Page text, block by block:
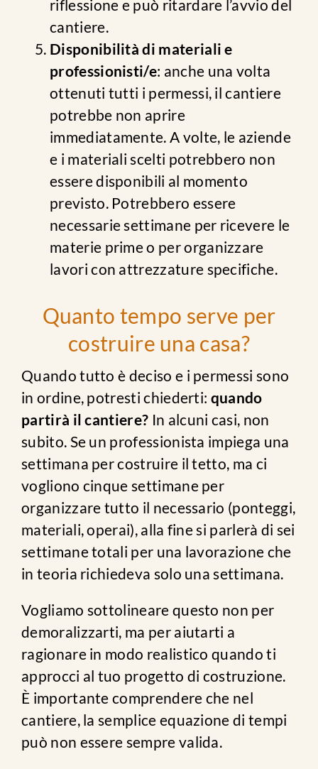
riflessione e può ritardare l’avvio del
cantiere.
Disponibilità di materiali e
professionisti/e: anche una volta
ottenuti tutti i permessi, il cantiere
potrebbe non aprire
immediatamente. A volte, le aziende
e i materiali scelti potrebbero non
essere disponibili al momento
previsto. Potrebbero essere
necessarie settimane per ricevere le
materie prime o per organizzare
lavori con attrezzature specifiche.
Quanto tempo serve per
costruire una casa?
Quando tutto è deciso e i permessi sono
in ordine, potresti chiederti: quando
partirà il cantiere? In alcuni casi, non
subito. Se un professionista impiega una
settimana per costruire il tetto, ma ci
vogliono cinque settimane per
organizzare tutto il necessario (ponteggi,
materiali, operai), alla fine si parlerà di sei
settimane totali per una lavorazione che
in teoria richiedeva solo una settimana.
Vogliamo sottolineare questo non per
demoralizzarti, ma per aiutarti a
ragionare in modo realistico quando ti
approcci al tuo progetto di costruzione.
È importante comprendere che nel
cantiere, la semplice equazione di tempi
può non essere sempre valida.